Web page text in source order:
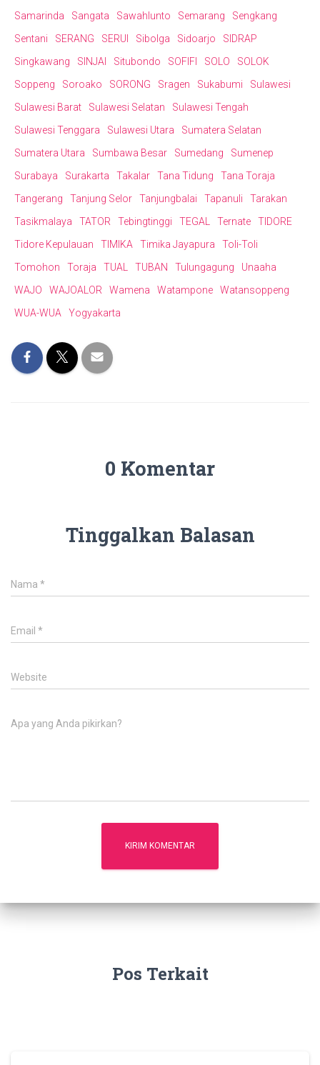
Samarinda
Sangata Sawahlunto Semarang
Sengkang
Sentani
SERANG SERUI Sibolga Sidoarjo
SIDRAP
Singkawang
SINJAI Situbondo SOFIFI SOLO
SOLOK
Soppeng
Soroako SORONG Sragen Sukabumi
Sulawesi
Sulawesi Barat
Sulawesi Selatan
Sulawesi Tengah
Sulawesi Tenggara
Sulawesi Utara
Sumatera Selatan
Sumatera Utara
Sumbawa Besar Sumedang
Sumenep
Surabaya
Surakarta Takalar Tana Tidung
Tana Toraja
Tangerang
Tanjung Selor Tanjungbalai Tapanuli
Tarakan
Tasikmalaya
TATOR Tebingtinggi TEGAL Ternate
TIDORE
Tidore Kepulauan
TIMIKA Timika Jayapura
Toli-Toli
Tomohon
Toraja TUAL TUBAN Tulungagung
Unaaha
WAJO
WAJOALOR Wamena Watampone
Watansoppeng
WUA-WUA
Yogyakarta
0 Komentar
Tinggalkan Balasan
Nama *
Email *
Website
Apa yang Anda pikirkan?
Pos Terkait